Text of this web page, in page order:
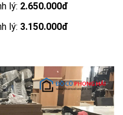
lý: 2.650.000đ
lý: 3.150.000đ